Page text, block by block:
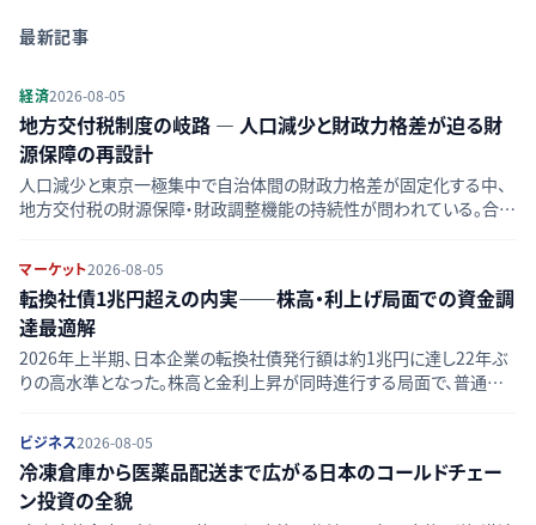
最新記事
経済2026-08-05
地方交付税制度の岐路 — 人口減少と財政力格差が迫る財
源保障の再設計
人口減少と東京一極集中で自治体間の財政力格差が固定化する中、
地方交付税の財源保障・財政調整機能の持続性が問われている。合併
マーケット2026-08-05
転換社債1兆円超えの内実——株高・利上げ局面での資金調
達最適解
2026年上半期、日本企業の転換社債発行額は約1兆円に達し22年ぶ
りの高水準となった。株高と金利上昇が同時進行する局面で、普通社
理する。
ビジネス2026-08-05
冷凍倉庫から医薬品配送まで広がる日本のコールドチェー
ン投資の全貌